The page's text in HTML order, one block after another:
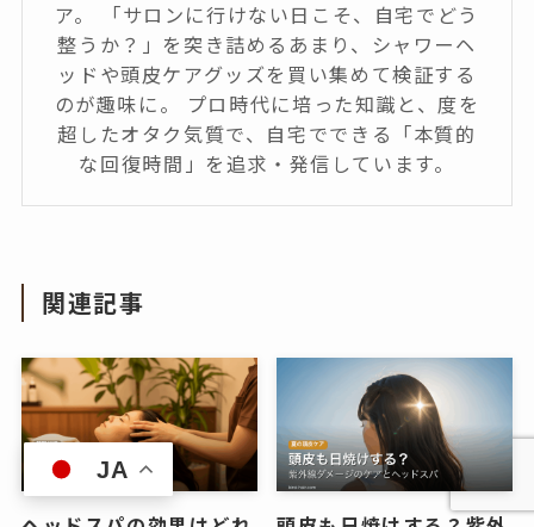
ア。 「サロンに行けない日こそ、自宅でどう
整うか？」を突き詰めるあまり、シャワーヘ
ッドや頭皮ケアグッズを買い集めて検証する
のが趣味に。 プロ時代に培った知識と、度を
超したオタク気質で、自宅でできる「本質的
な回復時間」を追求・発信しています。
関連記事
JA